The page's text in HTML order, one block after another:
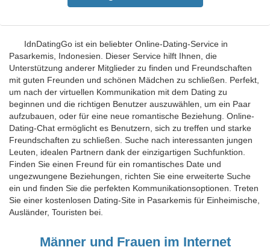
IdnDatingGo ist ein beliebter Online-Dating-Service in
Pasarkemis, Indonesien. Dieser Service hilft Ihnen, die
Unterstützung anderer Mitglieder zu finden und Freundschaften
mit guten Freunden und schönen Mädchen zu schließen. Perfekt,
um nach der virtuellen Kommunikation mit dem Dating zu
beginnen und die richtigen Benutzer auszuwählen, um ein Paar
aufzubauen, oder für eine neue romantische Beziehung. Online-
Dating-Chat ermöglicht es Benutzern, sich zu treffen und starke
Freundschaften zu schließen. Suche nach interessanten jungen
Leuten, idealen Partnern dank der einzigartigen Suchfunktion.
Finden Sie einen Freund für ein romantisches Date und
ungezwungene Beziehungen, richten Sie eine erweiterte Suche
ein und finden Sie die perfekten Kommunikationsoptionen. Treten
Sie einer kostenlosen Dating-Site in Pasarkemis für Einheimische,
Ausländer, Touristen bei.
Männer und Frauen im Internet